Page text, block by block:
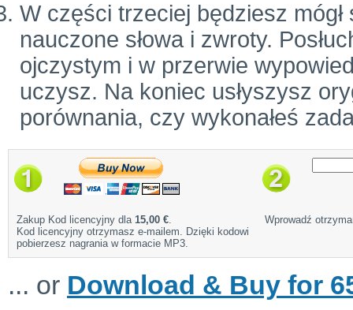
W części trzeciej będziesz
nauczone słowa i zwroty.
ojczystym i w przerwie
uczysz. Na koniec usłyszysz
porównania, czy wykonałeś
Zakup Kod licencyjny dla 15,00 €.
Kod licencyjny otrzymasz e-mailem. Dzięki kodowi
pobierzesz nagrania w formacie MP3.
Wprowadź
... or Download & Buy for